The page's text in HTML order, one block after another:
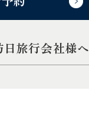
日旅行会社様へ